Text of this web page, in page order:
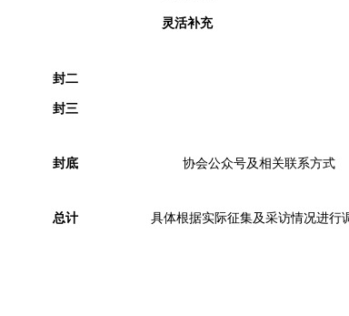
灵活补充
封二
封三
封底 协会公众号及相关联系方式
总计 具体根据实际征集及采访情况进行